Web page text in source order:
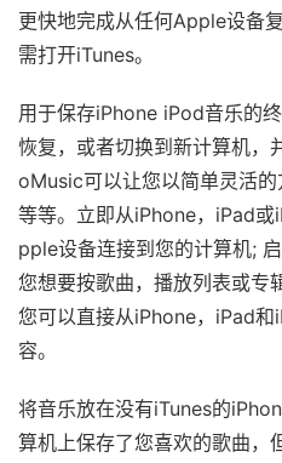
更快地完成从任何Apple设备
需打开iTunes。
用于保存iPhone iPod音乐的
恢复，或者切换到新计算机，
oMusic可以让您以简单灵活
等等。立即从iPhone，iPad
pple设备连接到您的计算机;
您想要按歌曲，播放列表或专
您可以直接从iPhone，iPad
容。
将音乐放在没有iTunes的
算机上保存了您喜欢的歌曲，